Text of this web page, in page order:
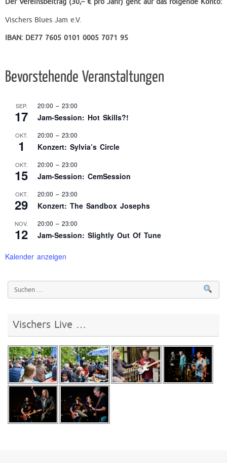
Der Vereinsbeitrag (30,– € pro Jahr) geht auf das folgende Konto:
Vischers Blues Jam e.V.
IBAN: DE77 7605 0101 0005 7071 95
Bevorstehende Veranstaltungen
SEP.
17
20:00 – 23:00
Jam-Session: Hot Skills?!
OKT.
1
20:00 – 23:00
Konzert: Sylvia’s Circle
OKT.
15
20:00 – 23:00
Jam-Session: CemSession
OKT.
29
20:00 – 23:00
Konzert: The Sandbox Josephs
NOV.
12
20:00 – 23:00
Jam-Session: Slightly Out Of Tune
Kalender anzeigen
Vischers Live …